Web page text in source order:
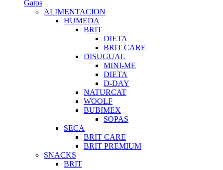
Gatos
ALIMENTACION
HUMEDA
BRIT
DIETA
BRIT CARE
DISUGUAL
MINI-ME
DIETA
D-DAY
NATURCAT
WOOLF
BUBIMEX
SOPAS
SECA
BRIT CARE
BRIT PREMIUM
SNACKS
BRIT